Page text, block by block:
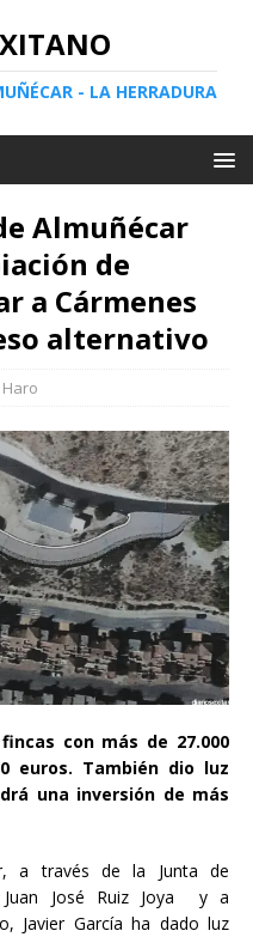
- LA HERRADURA
Almuñécar
de
a Cármenes
alternativo
con más de 27.000
euros. También dio luz
una inversión de más
a través de la Junta de
Juan José Ruiz Joya y a
Javier García ha dado luz